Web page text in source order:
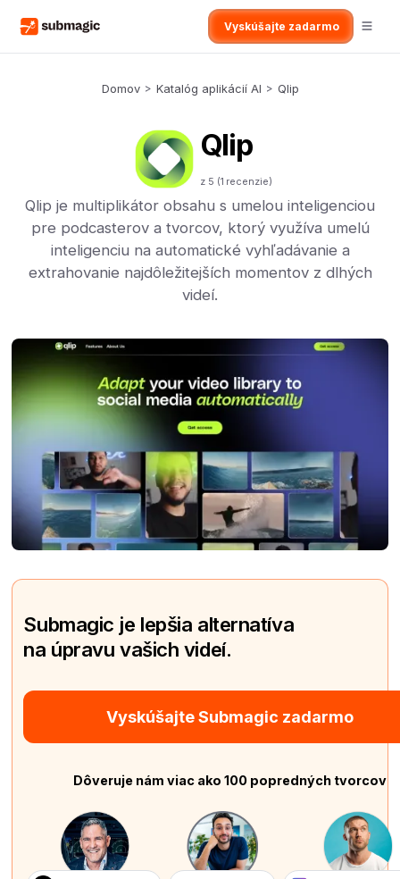
Vyskúšajte zadarmo
Domov > Katalóg aplikácií AI > Qlip
Qlip
z 5 (1 recenzie)
Qlip je multiplikátor obsahu s umelou inteligenciou
pre podcasterov a tvorcov, ktorý využíva umelú
inteligenciu na automatické vyhľadávanie a
extrahovanie najdôležitejších momentov z dlhých
videí.
Submagic je lepšia alternatíva
na úpravu vašich videí.
Vyskúšajte Submagic zadarmo
Dôveruje nám viac ako 100 popredných tvorcov